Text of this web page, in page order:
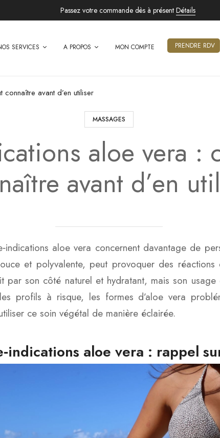
Passez votre commande dès à présent Détails
SERVICES A PROPOS MON COMPTE PRENDRE RDV
avant d’en utiliser
MASSAGES
aloe vera :
avant d’en
aloe vera concernent davantage de
et polyvalente, peut provoquer des
par son côté naturel et hydratant, mais son
profils à risque, les formes d’aloe vera
ce soin végétal de manière éclairée.
aloe vera : rappel